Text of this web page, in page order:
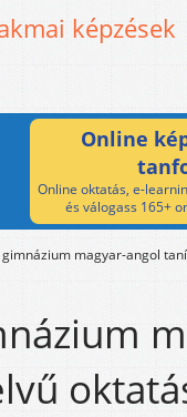
képzések
Online
Online oktatás, e-
és válogass 165+
magyar-angol